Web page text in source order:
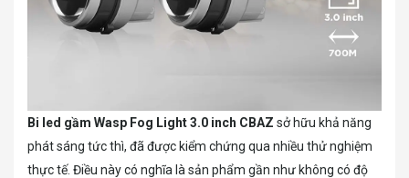
Bi led gầm Wasp Fog Light 3.0 inch CBAZ sở hữu khả năng
phát sáng tức thì, đã được kiểm chứng qua nhiều thử nghiệm
thực tế. Điều này có nghĩa là sản phẩm gần như không có độ